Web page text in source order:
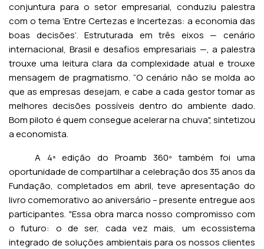
conjuntura para o setor empresarial, conduziu palestra
com o tema ‘Entre Certezas e Incertezas: a economia das
boas decisões’. Estruturada em três eixos — cenário
internacional, Brasil e desafios empresariais —, a palestra
trouxe uma leitura clara da complexidade atual e trouxe
mensagem de pragmatismo. “O cenário não se molda ao
que as empresas desejam, e cabe a cada gestor tomar as
melhores decisões possíveis dentro do ambiente dado.
Bom piloto é quem consegue acelerar na chuva", sintetizou
a economista.
A 4ª edição do Proamb 360º também foi uma
oportunidade de compartilhar a celebração dos 35 anos da
Fundação, completados em abril, teve apresentação do
livro comemorativo ao aniversário – presente entregue aos
participantes. "Essa obra marca nosso compromisso com
o futuro: o de ser, cada vez mais, um ecossistema
integrado de soluções ambientais para os nossos clientes